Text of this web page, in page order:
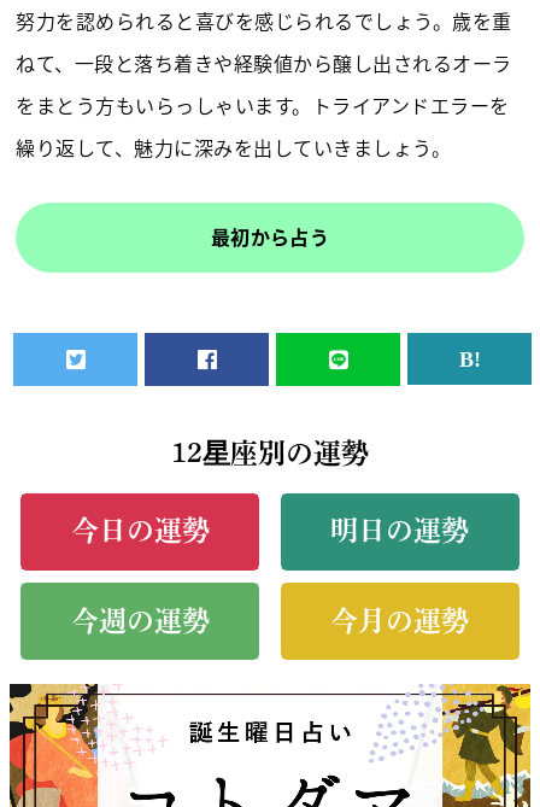
努力を認められると喜びを感じられるでしょう。歳を重
ねて、一段と落ち着きや経験値から醸し出されるオーラ
をまとう方もいらっしゃいます。トライアンドエラーを
繰り返して、魅力に深みを出していきましょう。
最初から占う
12星座別の運勢
今日の運勢 明日の運勢
今週の運勢 今月の運勢